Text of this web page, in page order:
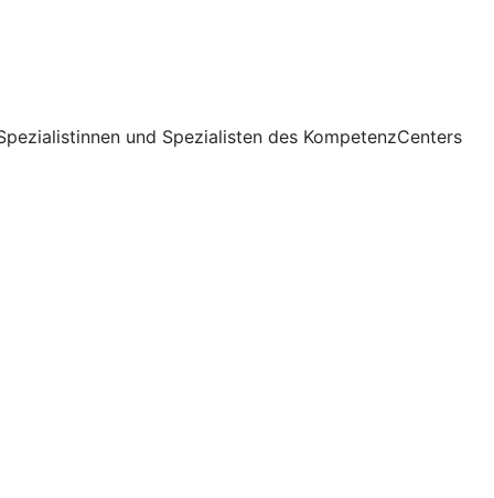
und Spezialisten des KompetenzCenters